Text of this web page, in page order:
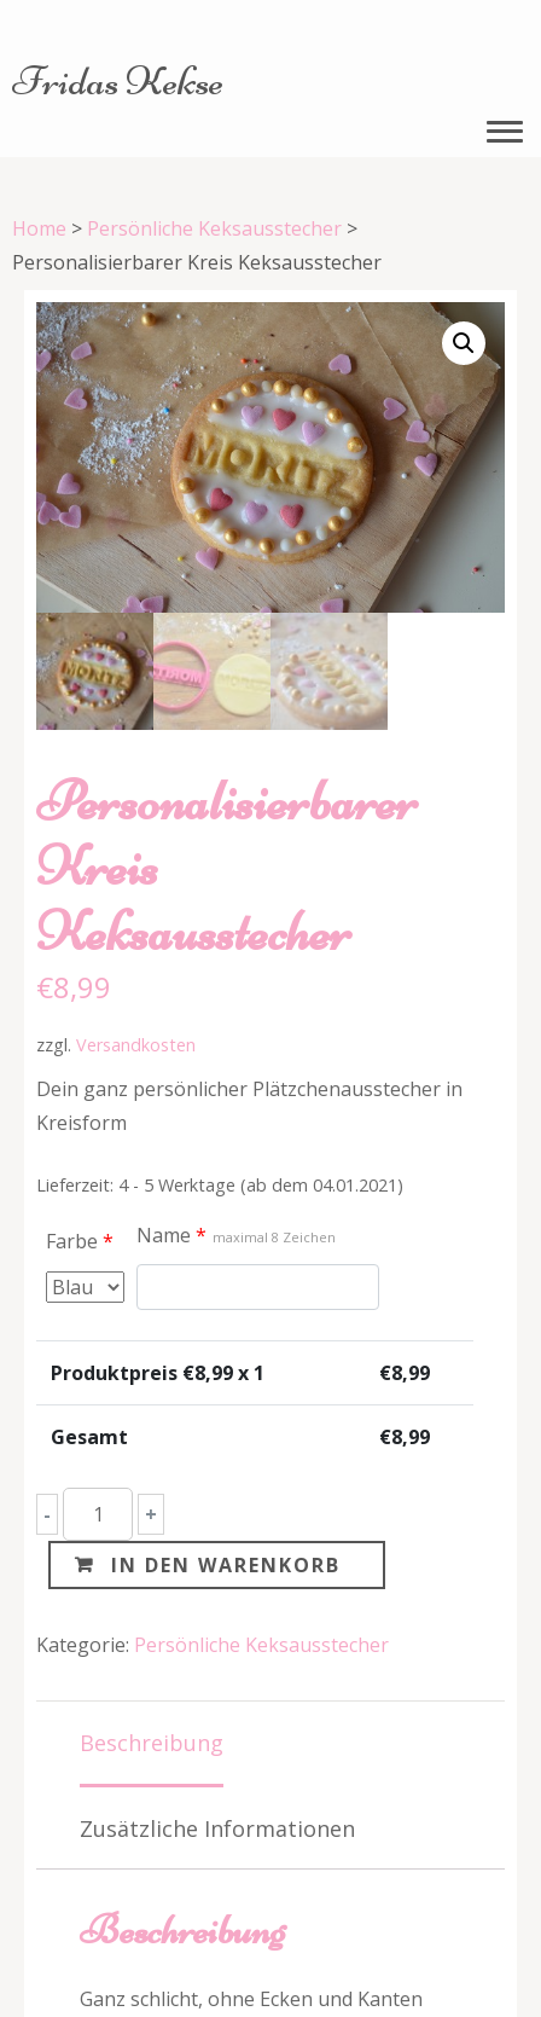
Fridas Kekse
Home > Persönliche Keksausstecher >
Personalisierbarer Kreis Keksausstecher
Personalisierbarer
Kreis
Keksausstecher
€8,99
zzgl. Versandkosten
Dein ganz persönlicher Plätzchenausstecher in
Kreisform
Lieferzeit: 4 - 5 Werktage (ab dem 04.01.2021)
Farbe * Name * maximal 8 Zeichen
Produktpreis €8,99x 1 €8,99
Gesamt €8,99
-
Personalisierbarer
Kreis
Keksausstecher
+
IN DEN WARENKORB
Kategorie: Persönliche Keksausstecher
Beschreibung
Zusätzliche Informationen
Beschreibung
Ganz schlicht, ohne Ecken und Kanten